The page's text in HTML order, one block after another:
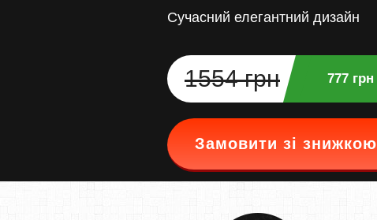
Сучасний елегантний дизайн
1554 грн 777 грн
Замовити зі знижкою